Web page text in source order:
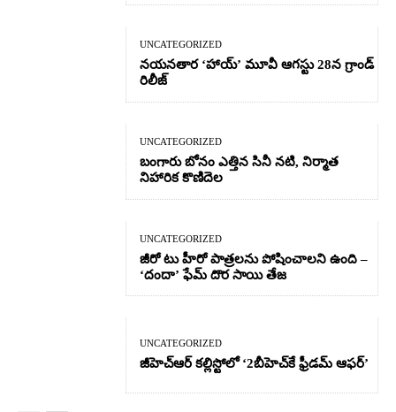
UNCATEGORIZED
నయనతార ‘హాయ్’ మూవీ ఆగస్టు 28న గ్రాండ్
రిలీజ్
UNCATEGORIZED
బంగారు బోనం ఎత్తిన సినీ నటి, నిర్మాత
నిహారిక కొణిదెల
UNCATEGORIZED
జీరో టు హీరో పాత్రలను పోషించాలని ఉంది –
‘దందా’ ఫేమ్ దొర సాయి తేజ
UNCATEGORIZED
జీహెచ్ఆర్‌ కల్లిస్టోలో ‘2బీహెచ్‌కే ఫ్రీడమ్ ఆఫర్’